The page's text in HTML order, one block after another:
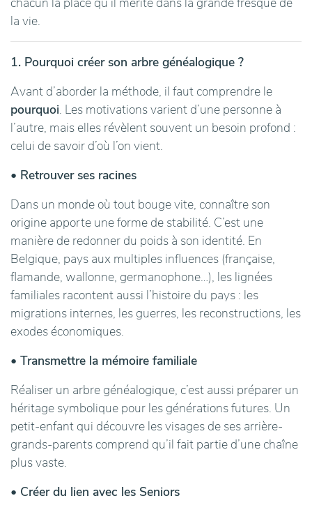
la vie.
1. Pourquoi créer son arbre généalogique ?
Avant d’aborder la méthode, il faut comprendre le
pourquoi. Les motivations varient d’une personne à
l’autre, mais elles révèlent souvent un besoin profond :
celui de savoir d’où l’on vient.
• Retrouver ses racines
Dans un monde où tout bouge vite, connaître son
origine apporte une forme de stabilité. C’est une
manière de redonner du poids à son identité. En
Belgique, pays aux multiples influences (française,
flamande, wallonne, germanophone…), les lignées
familiales racontent aussi l’histoire du pays : les
migrations internes, les guerres, les reconstructions, les
exodes économiques.
• Transmettre la mémoire familiale
Réaliser un arbre généalogique, c’est aussi préparer un
héritage symbolique pour les générations futures. Un
petit-enfant qui découvre les visages de ses arrière-
grands-parents comprend qu’il fait partie d’une chaîne
plus vaste.
• Créer du lien avec les Seniors